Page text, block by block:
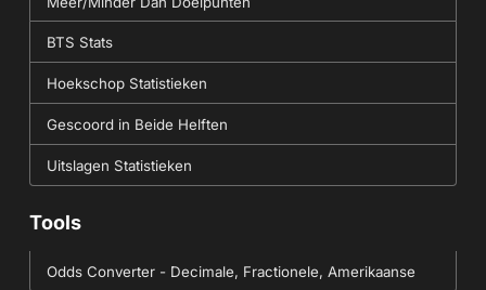
BTS Stats
Hoekschop Statistieken
Gescoord in Beide Helften
Uitslagen Statistieken
Tools
Odds Converter - Decimale, Fractionele, Amerikaanse